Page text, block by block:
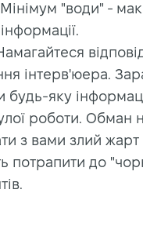
"води" -
інтерв'юера.
будь-яку
роботи. Обман
з вами злий жарт
потрапити до